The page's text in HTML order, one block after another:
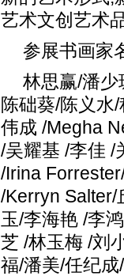
艺术文创艺术
参展书画家
林思赢/潘
陈础葵/陈义水
伟成 /Megha
/吴耀基 /李佳 /
/Irina
/Kerryn Salter/
玉/李海艳 /李
芝 /林玉梅 /刘
福/潘美/任纪